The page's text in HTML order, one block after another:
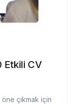
Etkili CV
çıkmak için